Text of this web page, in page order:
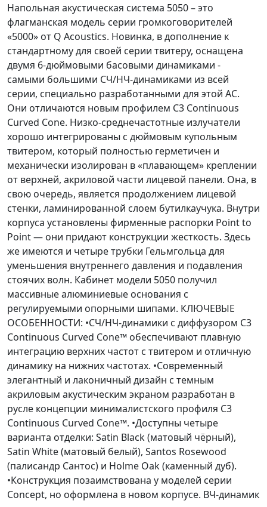
Напольная акустическая система 5050 – это
флагманская модель серии громкоговорителей
«5000» от Q Acoustics. Новинка, в дополнение к
стандартному для своей серии твитеру, оснащена
двумя 6-дюймовыми басовыми динамиками -
самыми большими СЧ/НЧ-динамиками из всей
серии, специально разработанными для этой АС.
Они отличаются новым профилем C3 Continuous
Curved Cone. Низко-среднечастотные излучатели
хорошо интегрированы с дюймовым купольным
твитером, который полностью герметичен и
механически изолирован в «плавающем» креплении
от верхней, акриловой части лицевой панели. Она, в
свою очередь, является продолжением лицевой
стенки, ламинированной слоем бутилкаучука. Внутри
корпуса установлены фирменные распорки Point to
Point — они придают конструкции жесткость. Здесь
же имеются и четыре трубки Гельмгольца для
уменьшения внутреннего давления и подавления
стоячих волн. Кабинет модели 5050 получил
массивные алюминиевые основания с
регулируемыми опорными шипами. КЛЮЧЕВЫЕ
ОСОБЕННОСТИ: •СЧ/НЧ-динамики с диффузором C3
Continuous Curved Cone™ обеспечивают плавную
интеграцию верхних частот с твитером и отличную
динамику на нижних частотах. •Современный
элегантный и лаконичный дизайн с темным
акриловым акустическим экраном разработан в
русле концепции минималистского профиля C3
Continuous Curved Cone™. •Доступны четыре
варианта отделки: Satin Black (матовый чёрный),
Satin White (матовый белый), Santos Rosewood
(палисандр Сантос) и Holme Oak (каменный дуб).
•Конструкция позаимствована у моделей серии
Concept, но оформлена в новом корпусе. ВЧ-динамик